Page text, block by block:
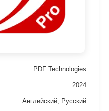
PDF Technologies
2024
Английский, Русский